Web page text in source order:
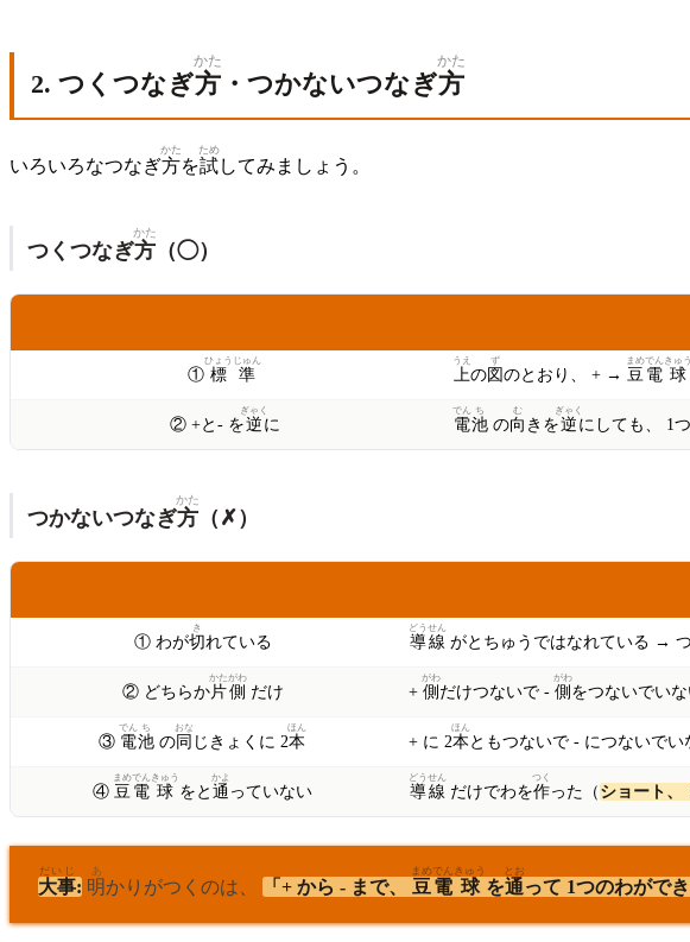
2. つくつなぎ方
かた
・つかないつなぎ方
かた
いろいろなつなぎ方
かた
を試
ため
してみましょう。
つくつなぎ方
かた
（◯）
① 標
ひょう
準
じゅん
上
うえ
の図
ず
のとおり、 + → 豆
まめ
電
でん
球
きゅう
② +と- を逆
ぎゃく
に 電
でん
池
ち
の向
む
きを逆
ぎゃく
にしても、 1
つかないつなぎ方
かた
（✗）
① わが切
き
れている 導
どう
線
せん
がとちゅうではなれている →
② どちらか片
かた
側
がわ
だけ + 側
がわ
だけつないで - 側
がわ
をつないでい
③ 電
でん
池
ち
の 同
おな
じきょくに 2本
ほん
+ に 2本
ほん
ともつないで - につないで
④ 豆
まめ
電
でん
球
きゅう
をと 通
かよ
っていない 導
どう
線
せん
だけでわを作
つく
った（ ショート、
大事
だいじ
: 明
あ
かりがつくのは、 「+ から - まで、 豆
まめ
電
でん
球
きゅう
を通
とお
って 1つのわができ